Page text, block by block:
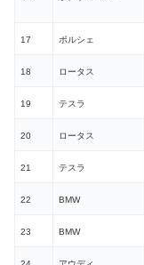
17 ポルシェ
18 ロータス
19 テスラ
20 ロータス
21 テスラ
22 BMW
23 BMW